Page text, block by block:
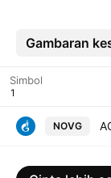
Gambaran
Lebih
Simbol
NOVG